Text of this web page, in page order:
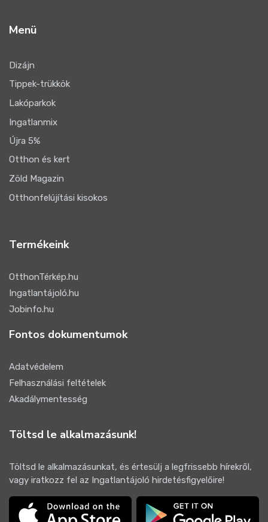
Menü
Dizájn
Tippek-trükkök
Lakóparkok
Ingatlanmix
Újra 5%
Otthon és kert
Zöld Magazin
Otthonfelújítási kisokos
Termékeink
OtthonTérkép.hu
Ingatlantájoló.hu
Jobinfo.hu
Fontos dokumentumok
Adatvédelem
Felhasználási feltételek
Akadálymentesség
Töltsd le alkalmazásunk!
Töltsd le alkalmazásunkat, és értesülj a legfrissebb hírekről,
vagy iratkozz fel az Ingatlantájoló hirdetésfigyelőire!